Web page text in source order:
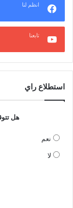
انظم لنا
تابعنا
استطلاع راي
هل
نعم
لا